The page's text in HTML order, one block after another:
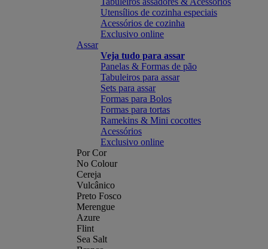
Utensílios de cozinha especiais
Acessórios de cozinha
Exclusivo online
Assar
Veja tudo para assar
Panelas & Formas de pão
Tabuleiros para assar
Sets para assar
Formas para Bolos
Formas para tortas
Ramekins & Mini cocottes
Acessórios
Exclusivo online
Por Cor
No Colour
Cereja
Vulcânico
Preto Fosco
Merengue
Azure
Flint
Sea Salt